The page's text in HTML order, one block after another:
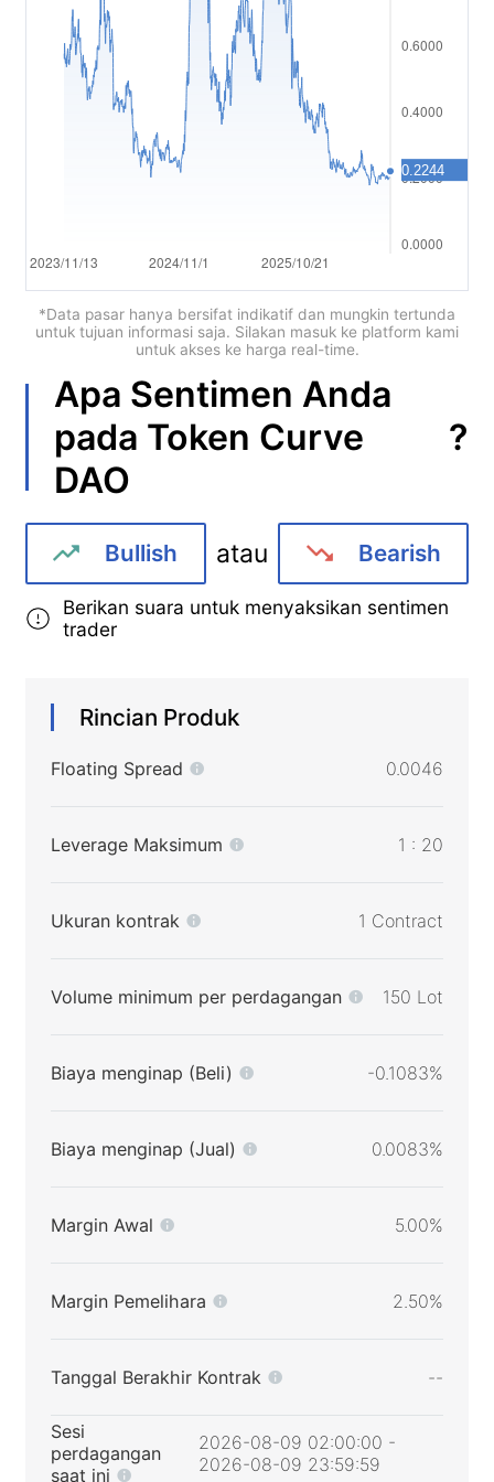
Tiếng việt
Bahasa Indonesia
*Data pasar hanya bersifat indikatif dan mungkin tertunda
untuk tujuan informasi saja. Silakan masuk ke platform kami
untuk akses ke harga real-time.
Apa Sentimen Anda
pada Token Curve
DAO
?
Bullish atau Bearish
Berikan suara untuk menyaksikan sentimen
trader
Rincian Produk
Floating Spread 0.0046
Leverage Maksimum 1 : 20
Ukuran kontrak 1 Contract
Volume minimum per perdagangan 150 Lot
Biaya menginap (Beli) -0.1083%
Biaya menginap (Jual) 0.0083%
Margin Awal 5.00%
Margin Pemelihara 2.50%
Tanggal Berakhir Kontrak --
Sesi
perdagangan
saat ini
2026-08-09 02:00:00 -
2026-08-09 23:59:59